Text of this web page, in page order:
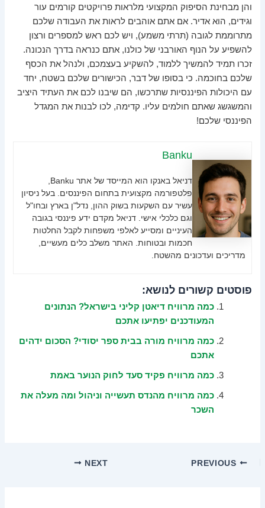
והן מבחינת הסיפוק המקצועי מלראות פרויקטים קורמים עור
וגידים, הוא אדיר. אם אתם אוהבים לראות את העבודה שלכם
מתרוממת לגובה (תרתי משמע), ויש לכם ראש למספרים ורצון
להשפיע על הנוף האורבני של כולנו, אתם כנראה בדרך הנכונה.
זכרו תמיד להמשיך ללמוד, להשקיע בעצמכם, ולנהל את הכסף
שלכם בחוכמה. כי בסופו של דבר, הכישורים שלכם בשטח, יחד
עם היכולות הפיננסיות שתרכשו, הם שיבנו לכם את העתיד היציב
והמשגשג שאתם חולמים עליו. קדימה, לכו לבנות את המגדל
הפיננסי שלכם!
Banku
דניאל באנקו הוא המייסד של אתר Banku,
פלטפורמה מקצועית בתחום הפיננסים. בעל ניסיון
עשיר עם השקעות בשוק ההון, נדל"ן בארץ ובחו"ל
וגם כלכלי אישי. דניאל מקדם ידע פיננסי בגובה
העיניים ומסייע לאלפי משפחות לקבל החלטות
חכמות ובטוחות. האתר משלב כלים מעשיים,
מדריכים ועדכונים מהשטח.
פוסטים קשורים לנושא:
כמה מרוויח דיאטן קליני בישראל? הנתונים
המעודכנים יפתיעו אתכם
כמה מרוויח מורה בבית ספר יסודי? הסכום ידהים
אתכם
כמה מרוויח פקיד סעד לחוק הנוער באמת
כמה מרוויח מהנדס תעשייה וניהול ומה מעלה את
השכר
NEXT